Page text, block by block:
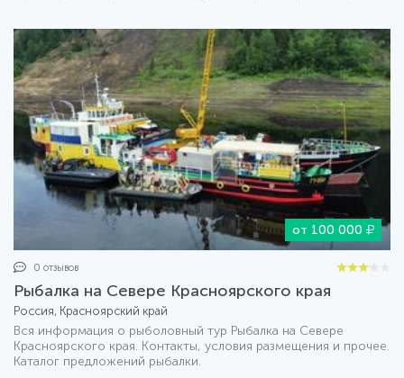
от 100 000
0 отзывов
Рыбалка на Севере Красноярского края
Россия, Красноярский край
Вся информация о рыболовный тур Рыбалка на Севере
Красноярского края. Контакты, условия размещения и прочее.
Каталог предложений рыбалки.